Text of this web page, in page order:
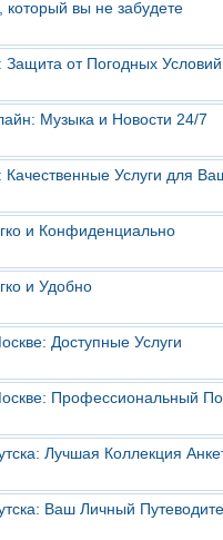
вы не забудете
Защита от Погодных Условий
Музыка и Новости 24/7
Услуги для
и Конфиденциально
и Удобно
Доступные Услуги
Профессиональный
Лучшая Коллекция
Ваш Личный